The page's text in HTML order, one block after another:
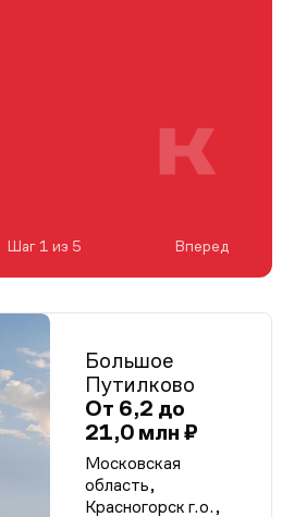
Большое
Путилково
От 6,2 до
21,0 млн ₽
Московская
область,
Красногорск г.о.,
Шаг 1 из 5 Вперед